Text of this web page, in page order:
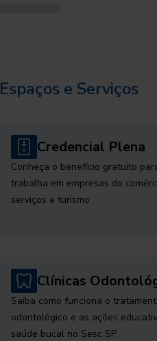
Espaços e Serviços
Credencial Plena
Conheça o benefício gratuito
trabalha em empresas do
serviços e turismo
Clínicas
Saiba como funciona o
odontológico e as ações
saúde bucal no Sesc SP